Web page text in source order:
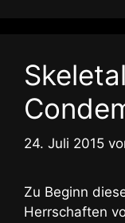
24. Juli 2015
Zu Beginn
Herrschaften